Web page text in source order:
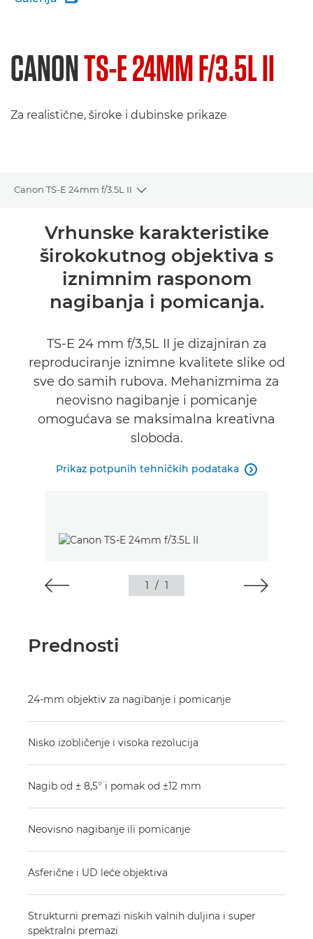
CANONTS-E 24MM F/3.5L II
Za realistične, široke i dubinske prikaze
Canon TS-E 24mm f/3.5L II
Toggle breadcrumbs
Pregled
Tehnički podaci
Vrhunske karakteristike
širokokutnog objektiva s
iznimnim rasponom
nagibanja i pomicanja.
TS-E 24 mm f/3,5L II je dizajniran za
reproduciranje iznimne kvalitete slike od
sve do samih rubova. Mehanizmima za
neovisno nagibanje i pomicanje
omogućava se maksimalna kreativna
sloboda.
Prikaz potpunih tehničkih podataka 
1 / 1
Prednosti
24-mm objektiv za nagibanje i pomicanje
Nisko izobličenje i visoka rezolucija
Nagib od ± 8,5° i pomak od ±12 mm
Neovisno nagibanje ili pomicanje
Asferične i UD leće objektiva
Strukturni premazi niskih valnih duljina i super
spektralni premazi